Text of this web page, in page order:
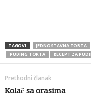
TAGOVI JEDNOSTAVNA TORTA
PUDING TORTA
RECEPT ZA
Prethodni članak
Kolač sa orasima